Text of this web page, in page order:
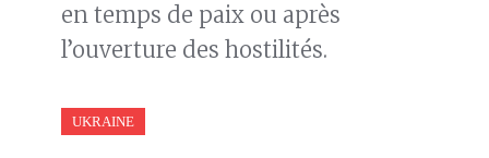
en temps de paix ou après
l’ouverture des hostilités.
UKRAINE